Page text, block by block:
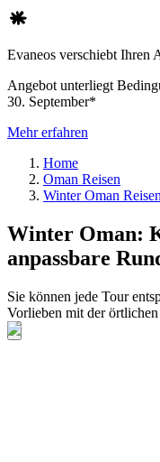
Evaneos verschiebt Ihren
Angebot unterliegt
30. September*
Mehr erfahren
Home
Oman Reisen
Winter Oman Reisen
Winter Oman:
anpassbare
Sie können jede Tour
Vorlieben mit der örtlichen